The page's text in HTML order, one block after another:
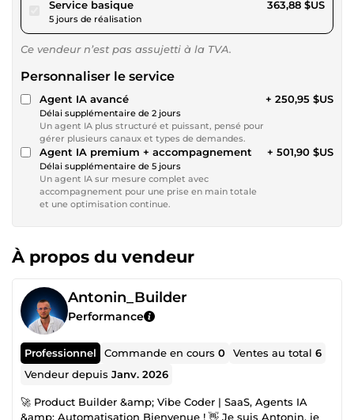
Service basiquepour 335,37 $US
5 jours de réalisation
363,88 $US
Ce vendeur n’est pas assujetti à la TVA.
Personnaliser le service
Agent IA avancé
Délai supplémentaire de 2 jours
Un agent IA plus structuré et puissant, pensé pour
gérer plusieurs canaux et types de demandes.
+ 250,95 $US
Agent IA premium + accompagnement
Délai supplémentaire de 5 jours
Un agent IA sur mesure complet avec
accompagnement pour une prise en main totale
et une optimisation continue.
+ 501,90 $US
À propos du vendeur
Antonin_Builder
Performance
Professionnel Commande en cours0 Ventes au total6
Vendeur depuisJanv. 2026
🚀 Product Builder &amp; Vibe Coder | SaaS, Agents IA
&amp; Automatisation Bienvenue ! 👋 Je suis Antonin, je